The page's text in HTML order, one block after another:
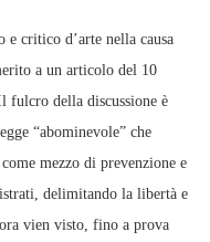
critico d’arte nella causa
a un articolo del 10
fulcro della discussione è
“abominevole” che
mezzo di prevenzione e
delimitando la libertà e
vien visto, fino a prova